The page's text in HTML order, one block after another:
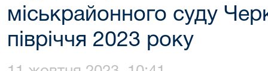
міськрайонного суду
півріччя 2023 року